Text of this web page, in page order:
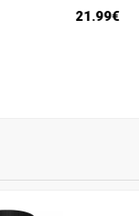
21.99€